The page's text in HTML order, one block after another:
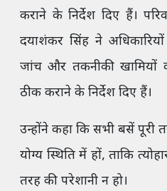
कराने के निर्देश दिए हैं।
दयाशंकर सिंह ने
जांच और तकनीकी खामियों
ठीक कराने के निर्देश दिए हैं।
उन्होंने कहा कि सभी बसें
योग्य स्थिति में हों, ताकि
तरह की परेशानी न हो।